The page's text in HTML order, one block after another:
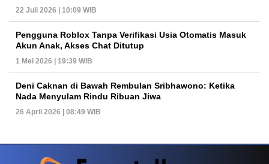
22 Juli 2026 | 10:09 WIB
Pengguna Roblox Tanpa Verifikasi Usia Otomatis Masuk
Akun Anak, Akses Chat Ditutup
1 Mei 2026 | 19:39 WIB
Deni Caknan di Bawah Rembulan Sribhawono: Ketika
Nada Menyulam Rindu Ribuan Jiwa
26 April 2026 | 08:49 WIB